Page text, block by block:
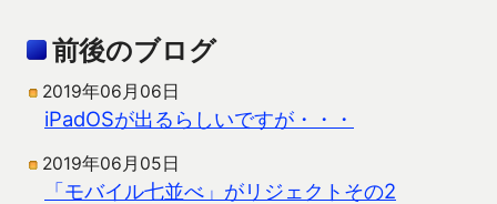
前後のブログ
2019年06月06日
iPadOSが出るらしいですが・・・
2019年06月05日
「モバイル七並べ」がリジェクトその2